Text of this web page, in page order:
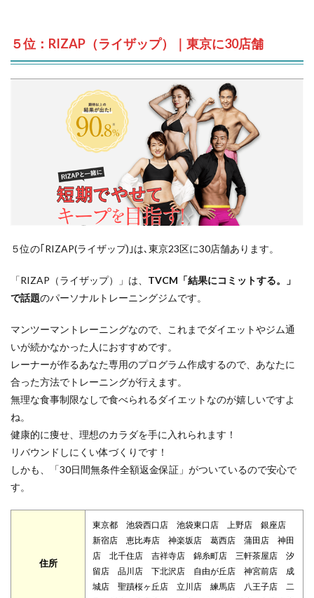
５位：RIZAP（ライザップ）｜東京に30店舗
５位の｢RIZAP(ライザップ)｣は､東京23区に30店舗あります。
「RIZAP（ライザップ）」は、 TVCM「結果にコミットする。」
で話題のパーソナルトレーニングジムです。
マンツーマントレーニングなので、これまでダイエットやジム通
いが続かなかった人におすすめです。
レーナーが作るあなた専用のプログラム作成するので、あなたに
合った方法でトレーニングが行えます。
無理な食事制限なしで食べられるダイエットなのが嬉しいですよ
ね。
健康的に痩せ、理想のカラダを手に入れられます！
リバウンドしにくい体づくりです！
しかも、「30日間無条件全額返金保証」がついているので安心で
す。
住所
東京都 池袋西口店 池袋東口店 上野店 銀座店
新宿店 恵比寿店 神楽坂店 葛西店 蒲田店 神田
店 北千住店 吉祥寺店 錦糸町店 三軒茶屋店 汐
留店 品川店 下北沢店 自由が丘店 神宮前店 成
城店 聖蹟桜ヶ丘店 立川店 練馬店 八王子店 二